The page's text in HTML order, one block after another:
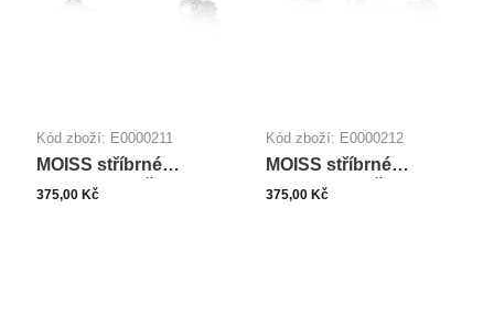
Kód zboží: E0000211
MOISS stříbrné
náušnice KVĚTINA
375,00 Kč
Kód zboží: E0000212
MOISS stříbrné
náušnice KVĚTINA
375,00 Kč